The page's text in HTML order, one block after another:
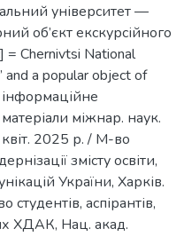
університет —
об’єкт екскурсійного
Chernivtsi National
a popular object of
інформаційне
матеріали міжнар. наук.
2025 р. / М-во
змісту освіти,
України, Харків.
аспірантів,
ХДАК, Нац. акад.